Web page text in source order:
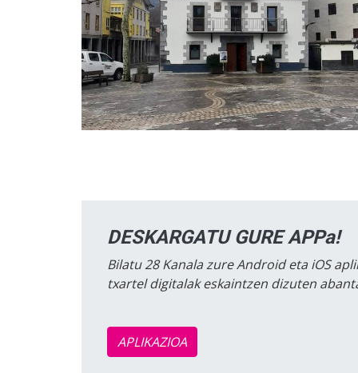
DESKARGATU GURE APPa!
Bilatu 28 Kanala zure Android eta iOS
txartel digitalak eskaintzen dizuten
APLIKAZIOA